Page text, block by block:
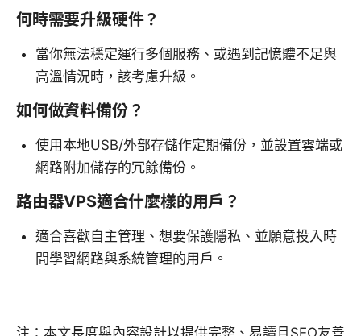
何時需要升級硬件？
當你無法穩定運行多個服務、或遇到記憶體不足與
高溫情況時，該考慮升級。
如何做資料備份？
使用本地USB/外部存儲作定期備份，並設置雲端或
網路附加儲存的冗餘備份。
路由器VPS適合什麼樣的用戶？
適合喜歡自主管理、想要保護隱私、並願意投入時
間學習網路與系統管理的用戶。
注：本文長度與內容設計以提供完整、易讀且SEO友善